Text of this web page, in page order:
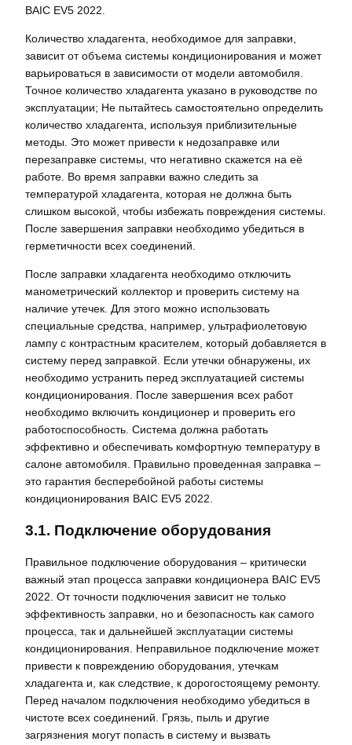
BAIC EV5 2022.
Количество хладагента, необходимое для заправки,
зависит от объема системы кондиционирования и может
варьироваться в зависимости от модели автомобиля.
Точное количество хладагента указано в руководстве по
эксплуатации; Не пытайтесь самостоятельно определить
количество хладагента, используя приблизительные
методы. Это может привести к недозаправке или
перезаправке системы, что негативно скажется на её
работе. Во время заправки важно следить за
температурой хладагента, которая не должна быть
слишком высокой, чтобы избежать повреждения системы.
После завершения заправки необходимо убедиться в
герметичности всех соединений.
После заправки хладагента необходимо отключить
манометрический коллектор и проверить систему на
наличие утечек. Для этого можно использовать
специальные средства, например, ультрафиолетовую
лампу с контрастным красителем, который добавляется в
систему перед заправкой. Если утечки обнаружены, их
необходимо устранить перед эксплуатацией системы
кондиционирования. После завершения всех работ
необходимо включить кондиционер и проверить его
работоспособность. Система должна работать
эффективно и обеспечивать комфортную температуру в
салоне автомобиля. Правильно проведенная заправка –
это гарантия бесперебойной работы системы
кондиционирования BAIC EV5 2022.
3.1. Подключение оборудования
Правильное подключение оборудования – критически
важный этап процесса заправки кондиционера BAIC EV5
2022. От точности подключения зависит не только
эффективность заправки, но и безопасность как самого
процесса, так и дальнейшей эксплуатации системы
кондиционирования. Неправильное подключение может
привести к повреждению оборудования, утечкам
хладагента и, как следствие, к дорогостоящему ремонту.
Перед началом подключения необходимо убедиться в
чистоте всех соединений. Грязь, пыль и другие
загрязнения могут попасть в систему и вызвать